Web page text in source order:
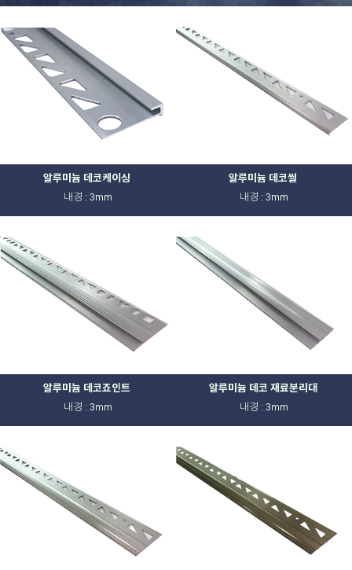
알루미늄 데코케이싱
내경 : 3mm
알루미늄 데코씰
내경 : 3mm
알루미늄 데코죠인트
내경 : 3mm
알루미늄 데코 재료분리대
내경 : 3mm